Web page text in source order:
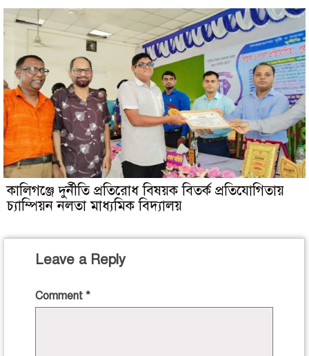
কালিগঞ্জে দুর্নীতি প্রতিরোধ বিষয়ক বিতর্ক প্রতিযোগিতায়
চ্যাম্পিয়ন নলতা মাধ্যমিক বিদ্যালয়
Leave a Reply
Comment *